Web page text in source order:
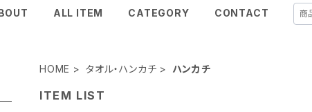
ALL ITEM CATEGORY CONTACT
HOME タオル・ハンカチ ハンカチ
ITEM LIST